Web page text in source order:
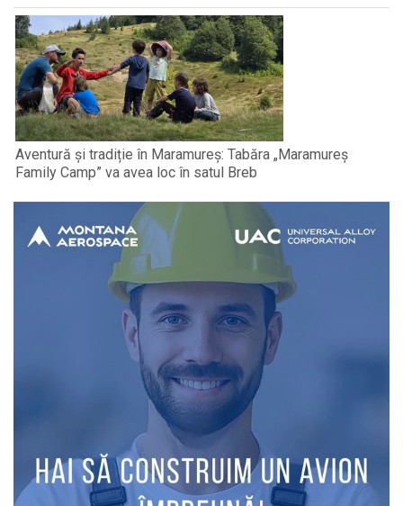
Aventură și tradiție în Maramureș: Tabăra „Maramureș
Family Camp” va avea loc în satul Breb